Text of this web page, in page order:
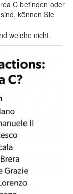
C befinden oder
können Sie
welche nicht.